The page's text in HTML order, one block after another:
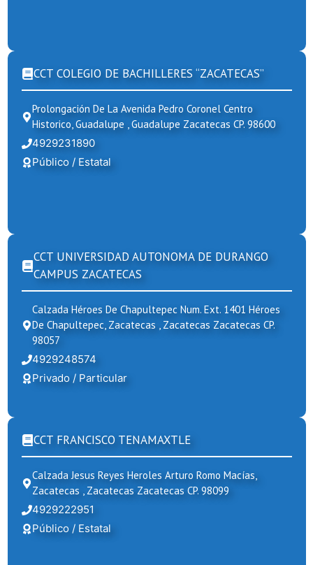
CCT COLEGIO DE BACHILLERES “ZACATECAS”
Prolongación De La Avenida Pedro Coronel Centro
Historico, Guadalupe , Guadalupe Zacatecas CP. 98600
4929231890
Público / Estatal
CCT UNIVERSIDAD AUTONOMA DE DURANGO
CAMPUS ZACATECAS
Calzada Héroes De Chapultepec Num. Ext. 1401 Héroes
De Chapultepec, Zacatecas , Zacatecas Zacatecas CP.
98057
4929248574
Privado / Particular
CCT FRANCISCO TENAMAXTLE
Calzada Jesus Reyes Heroles Arturo Romo Macías,
Zacatecas , Zacatecas Zacatecas CP. 98099
4929222951
Público / Estatal